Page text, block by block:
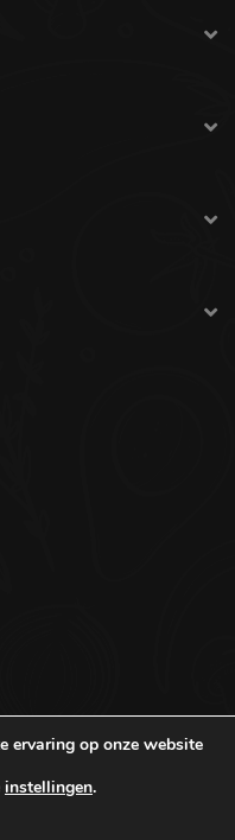
| Ontwerp & realisatie:
ervaring op onze website
instellingen.